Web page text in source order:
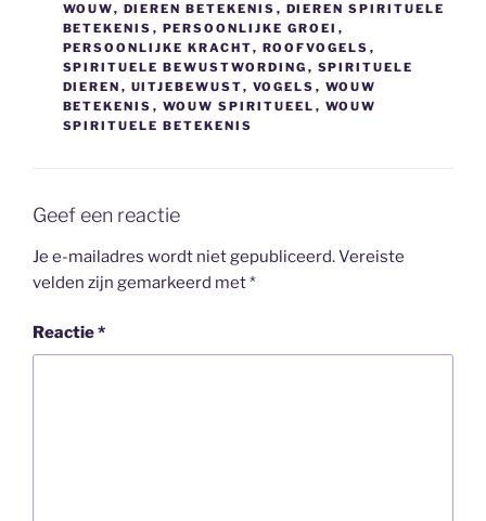
WOUW, DIEREN BETEKENIS , DIEREN SPIRITUELE
BETEKENIS , PERSOONLIJKE GROEI ,
PERSOONLIJKE KRACHT, ROOFVOGELS ,
SPIRITUELE BEWUSTWORDING , SPIRITUELE
DIEREN , UITJEBEWUST, VOGELS , WOUW
BETEKENIS , WOUW SPIRITUEEL , WOUW
SPIRITUELE BETEKENIS
Geef een reactie
Je e-mailadres wordt niet gepubliceerd.Vereiste
velden zijn gemarkeerd met*
Reactie*